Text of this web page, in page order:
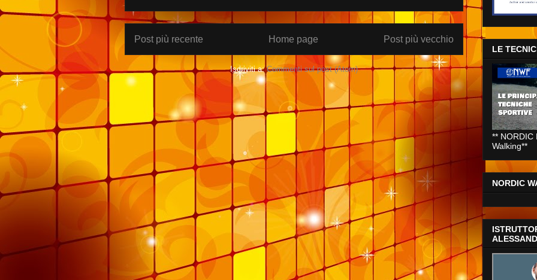
Post più recente Post più vecchio
Home page
Iscriviti a:Commenti sul post (Atom)
LE
** NORDIC
Walking**
NORDIC